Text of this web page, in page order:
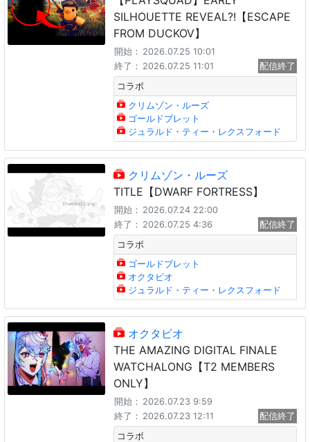
SILHOUETTE REVEAL?!【ESCAPE
FROM DUCKOV】
開始： 2026.07.25 10:01
終了： 2026.07.25 11:01
配信終了
コラボ
クリムゾン・ルーズ
ゴールドブレット
ジュラルド・ティー・レクスフォード
クリムゾン・ルーズ
TITLE【DWARF FORTRESS】
開始： 2026.07.24 22:00
終了： 2026.07.25 4:36
配信終了
コラボ
ゴールドブレット
オクタビオ
ジュラルド・ティー・レクスフォード
オクタビオ
THE AMAZING DIGITAL FINALE
WATCHALONG【T2 MEMBERS
ONLY】
開始： 2026.07.23 9:59
終了： 2026.07.23 12:11
配信終了
コラボ